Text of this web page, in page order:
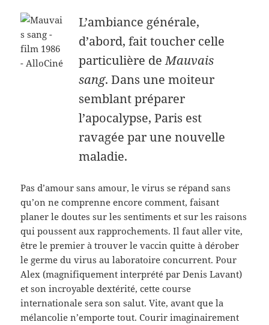
L’ambiance générale,
d’abord, fait toucher celle
particulière deMauvais
sang. Dans une moiteur
semblant préparer
l’apocalypse, Paris est
ravagée par une nouvelle
maladie.
Pas d’amour sans amour, le virus se répand sans
qu’on ne comprenne encore comment, faisant
planer le doutes sur les sentiments et sur les raisons
qui poussent aux rapprochements. Il faut aller vite,
être le premier à trouver le vaccin quitte à dérober
le germe du virus au laboratoire concurrent. Pour
Alex (magnifiquement interprété par Denis Lavant)
et son incroyable dextérité, cette course
internationale sera son salut. Vite, avant que la
mélancolie n’emporte tout. Courir imaginairement